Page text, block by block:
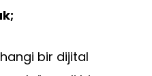
bir dijital